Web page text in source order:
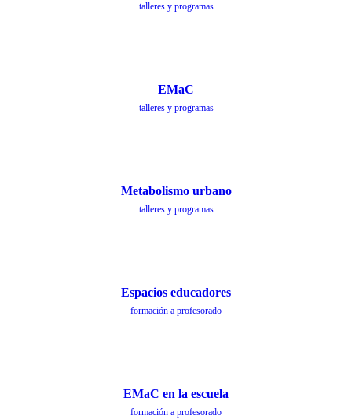
talleres y programas
EMaC
talleres y programas
Metabolismo urbano
talleres y programas
Espacios educadores
formación a profesorado
EMaC en la escuela
formación a profesorado